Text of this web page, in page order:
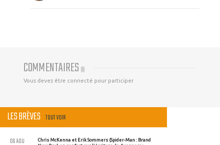
COMMENTAIRES (0)
Vous devez être connecté pour participer
LES BRÈVES TOUT VOIR
Chris McKenna et Erik Sommers (Spider-Man : Brand
06 AOU